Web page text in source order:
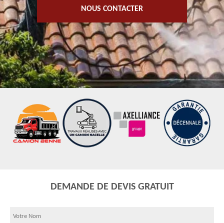
NOUS CONTACTER
DEMANDE DE DEVIS GRATUIT